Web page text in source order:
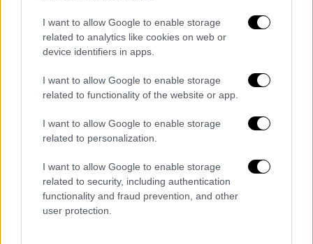
I want to allow Google to enable storage
related to analytics like cookies on web or
device identifiers in apps.
I want to allow Google to enable storage
related to functionality of the website or app.
I want to allow Google to enable storage
related to personalization.
I want to allow Google to enable storage
related to security, including authentication
functionality and fraud prevention, and other
user protection.
κοιλάδας της Γερμανίκειας εκτοπίστηκε και
εγκαταστάθηκε στη Ράμλα στηνΠαλαιστίνη
Σύμφωνα με το Χρονικό του Ματθαίου της
Έδεσσας, η Γερμανίκεια καταστράφηκε από
σεισμό τον 12ο αιώνα και σκοτώθηκαν
10.000 άνθρωποι. Μέχρι πριν από καιρό ο
αριθμός των νεκρών θεωρείτο υπερβολικός,
έπειτα πέρασαν στίφη Μαμελούκων,
Σταυροφόρων, Σελτζούκων και στο τέλος
μπήκαν στην πόλη οι Τούρκοι…